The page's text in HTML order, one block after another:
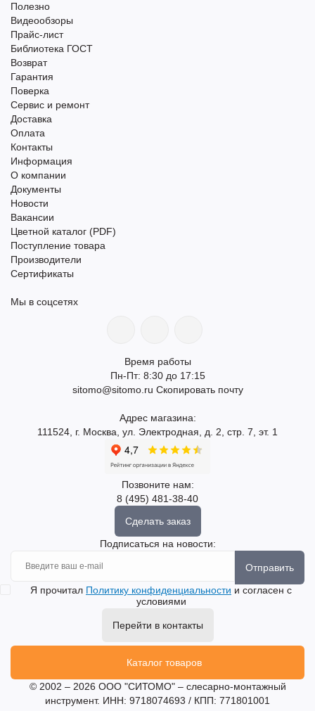
Полезно
Видеообзоры
Прайс-лист
Библиотека ГОСТ
Возврат
Гарантия
Поверка
Сервис и ремонт
Доставка
Оплата
Контакты
Информация
О компании
Документы
Новости
Вакансии
Цветной каталог (PDF)
Поступление товара
Производители
Сертификаты
Мы в соцсетях
Время работы
Пн-Пт: 8:30 до 17:15
sitomo@sitomo.ru Скопировать почту
Адрес магазина:
111524, г. Москва, ул. Электродная, д. 2, стр. 7, эт. 1
Позвоните нам:
8 (495) 481-38-40
Сделать заказ
Подписаться на новости:
Отправить
Я прочитал Политику конфиденциальности и согласен с
условиями
Перейти в контакты
Каталог товаров
© 2002 – 2026 ООО "СИТОМО" – слесарно-монтажный
инструмент. ИНН: 9718074693 / КПП: 771801001